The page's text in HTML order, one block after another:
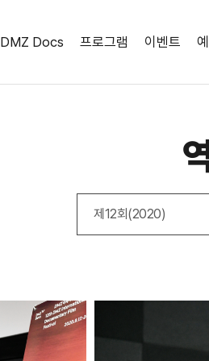
DMZ Docs 프로그램 이벤트
제12회(2020)